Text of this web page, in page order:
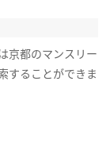
京都のマンスリー
することができま